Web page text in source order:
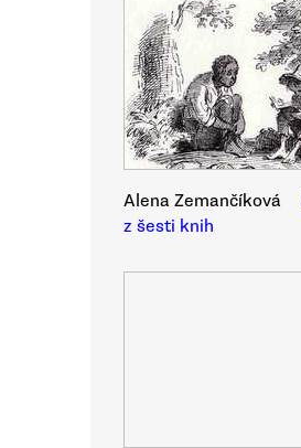
Alena Zemančíková
z šesti knih